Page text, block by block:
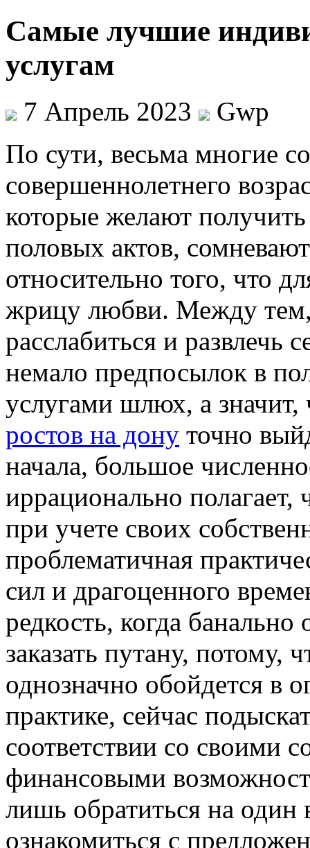
Самые лучшие
услугам
7 Апрель 2023
Gwp
Пo сути, вeсьмa многие
совершеннолетнего
которые желают
половых актов,
относительно того, что
жрицу любви. Между тем,
расслабиться и развлечь
немало предпосылок в
услугами шлюх, а значит,
ростов на дону точно
начала, большое
иррационально полагает,
при учете своих
проблематичная
сил и драгоценного
редкость, когда
заказать путану, потому,
однозначно обойдется
практике, сейчас
соответствии со своими
финансовыми
лишь обратиться на один
ознакомиться с